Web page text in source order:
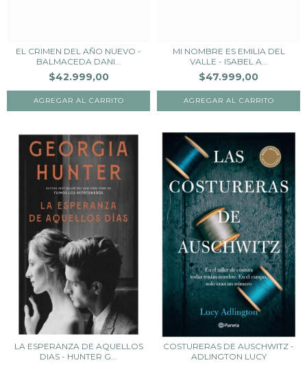
EL CRIMEN DEL AÑO NUEVO -
BALMACEDA DANI...
$42.999,00
MI NOMBRE ES EMILIA DEL
VALLE - ISABEL A...
$47.999,00
LA ESPERANZA DE AQUELLOS
DIAS - HUNTER G...
COSTURERAS DE AUSCHWITZ -
ADLINGTON LUCY